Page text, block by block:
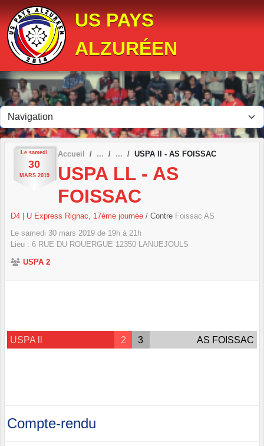
US PAYS
ALZURÉEN
Le samedi
30
MARS 2019
Accueil USPA ll - AS FOISSAC
USPA LL - AS
FOISSAC
D4 | U Express Rignac, 17ème journée / Contre Foissac AS
Le samedi 30 mars 2019 de 19h à 21h
Lieu : 6 RUE DU ROUERGUE 12350 LANUEJOULS
USPA 2
USPA ll 2 3 AS FOISSAC
Compte-rendu
Panneau de gestion des cookies